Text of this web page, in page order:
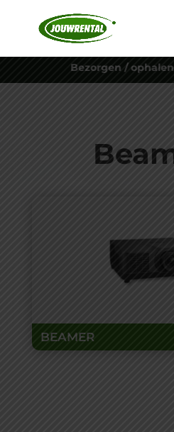
Bezorgen / ophalen:
BEAMER